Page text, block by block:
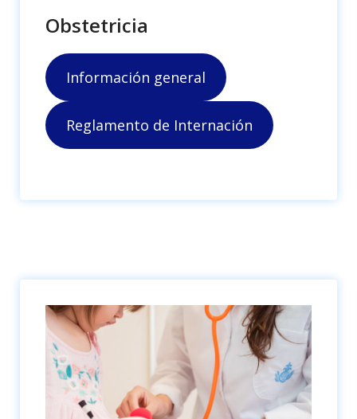
Obstetricia
Información general
Reglamento de Internación